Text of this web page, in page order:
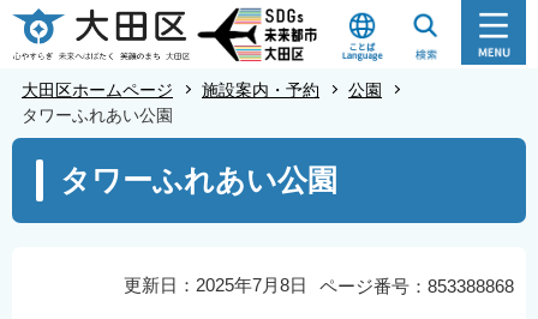
こ
の
ジ
大田区ホームページ 施設案内・予約
公園
タワーふれあい公園
こ
タワーふれあい公園
ページ番号：853388868
更新日：2025年7月8日